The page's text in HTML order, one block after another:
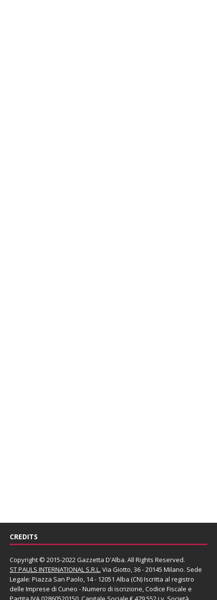
CREDITS
Copyright © 2015-2022 Gazzetta D'Alba. All Rights Reserved.
ST PAULS INTERNATIONAL S.R.L. Via Giotto, 36 - 20145 Milano. Sede
Legale: Piazza San Paolo, 14 - 12051 Alba (CN) Iscritta al registro
delle Imprese di Cuneo - Numero di iscrizione, Codice Fiscale e